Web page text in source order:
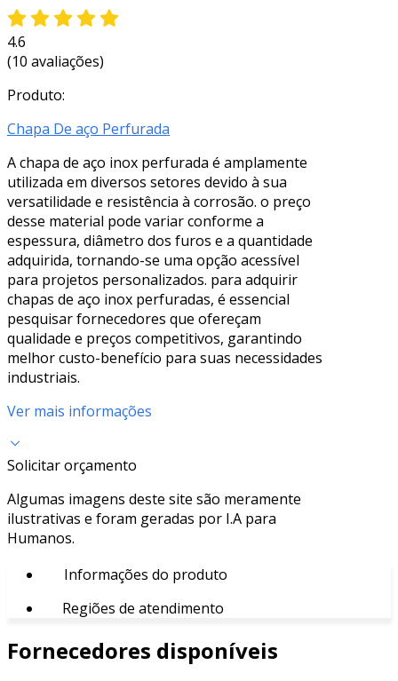
4.6
(10 avaliações)
Produto:
Chapa De aço Perfurada
A chapa de aço inox perfurada é amplamente
utilizada em diversos setores devido à sua
versatilidade e resistência à corrosão. o preço
desse material pode variar conforme a
espessura, diâmetro dos furos e a quantidade
adquirida, tornando-se uma opção acessível
para projetos personalizados. para adquirir
chapas de aço inox perfuradas, é essencial
pesquisar fornecedores que ofereçam
qualidade e preços competitivos, garantindo
melhor custo-benefício para suas necessidades
industriais.
Ver mais informações
Solicitar orçamento
Algumas imagens deste site são meramente
ilustrativas e foram geradas por I.A para
Humanos.
Informações do produto
Regiões de atendimento
Fornecedores disponíveis